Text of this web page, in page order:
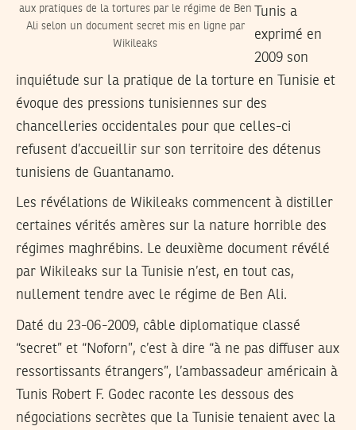
aux pratiques de la tortures par le régime de Ben
Ali selon un document secret mis en ligne par
Wikileaks
Tunis a
exprimé en
2009 son
inquiétude sur la pratique de la torture en Tunisie et
évoque des pressions tunisiennes sur des
chancelleries occidentales pour que celles-ci
refusent d’accueillir sur son territoire des détenus
tunisiens de Guantanamo.
Les révélations de Wikileaks commencent à distiller
certaines vérités amères sur la nature horrible des
régimes maghrébins. Le deuxième document révélé
par Wikileaks sur la Tunisie n’est, en tout cas,
nullement tendre avec le régime de Ben Ali.
Daté du 23-06-2009, câble diplomatique classé
“secret” et “Noforn”, c’est à dire “à ne pas diffuser aux
ressortissants étrangers”, l’ambassadeur américain à
Tunis Robert F. Godec raconte les dessous des
négociations secrètes que la Tunisie tenaient avec la